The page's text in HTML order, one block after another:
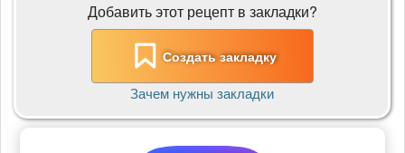
Добавить этот рецепт в закладки?
Создать закладку
Зачем нужны закладки